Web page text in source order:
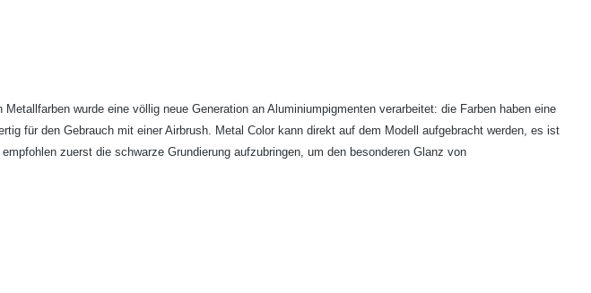
wurde eine völlig neue Generation an Aluminiumpigmenten verarbeitet: die Farben haben eine
für den Gebrauch mit einer Airbrush. Metal Color kann direkt auf dem Modell aufgebracht werden, es ist
zuerst die schwarze Grundierung aufzubringen, um den besonderen Glanz von